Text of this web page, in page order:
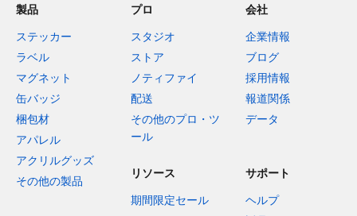
製品
ステッカー
ラベル
マグネット
缶バッジ
梱包材
アパレル
アクリルグッズ
その他の製品
プロ
スタジオ
ストア
ノティファイ
配送
その他のプロ・ツ
ール
会社
企業情報
ブログ
採用情報
報道関係
データ
リソース
期間限定セール
サポート
ヘルプ